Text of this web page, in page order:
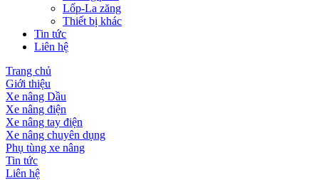
Lốp-La zăng
Thiết bị khác
Tin tức
Liên hệ
Trang chủ
Giới thiệu
Xe nâng Dầu
Xe nâng điện
Xe nâng tay điện
Xe nâng chuyên dụng
Phụ tùng xe nâng
Tin tức
Liên hệ